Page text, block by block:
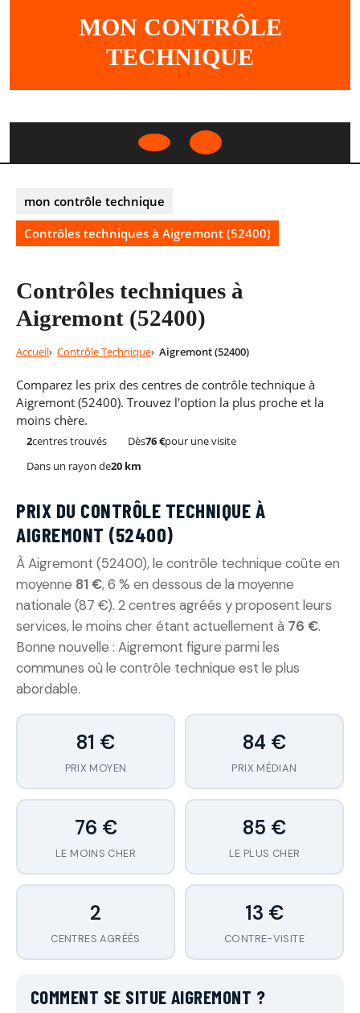
MON CONTRÔLE
TECHNIQUE
Open
mon contrôle technique
Contrôles techniques à Aigremont (52400)
Contrôles techniques à
Aigremont (52400)
Accueil Contrôle Technique Aigremont (52400)
Comparez les prix des centres de contrôle technique à
Aigremont (52400). Trouvez l'option la plus proche et la
moins chère.
2centres trouvés Dès76 €pour une visite
Dans un rayon de20 km
PRIX DU CONTRÔLE TECHNIQUE À
AIGREMONT (52400)
À Aigremont (52400), le contrôle technique coûte en
moyenne 81 €, 6 % en dessous de la moyenne
nationale (87 €). 2 centres agréés y proposent leurs
services, le moins cher étant actuellement à 76 €.
Bonne nouvelle : Aigremont figure parmi les
communes où le contrôle technique est le plus
abordable.
81 €
PRIX MOYEN
84 €
PRIX MÉDIAN
76 €
LE MOINS CHER
85 €
LE PLUS CHER
2
CENTRES AGRÉÉS
13 €
CONTRE-VISITE
COMMENT SE SITUE AIGREMONT ?